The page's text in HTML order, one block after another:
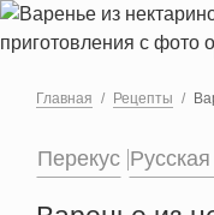
Перейти к основному
Главная Рецепты
Перекус